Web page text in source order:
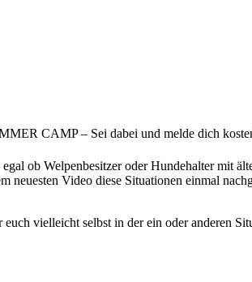
CAMP – Sei dabei und melde dich
ob Welpenbesitzer oder Hundehalter mit
Video diese Situationen einmal
vielleicht selbst in der ein oder anderen